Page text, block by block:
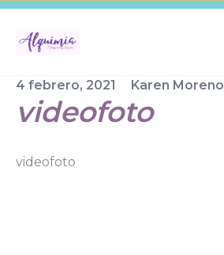
Skip
content
4 febrero, 2021 Karen Moreno
videofoto
videofoto